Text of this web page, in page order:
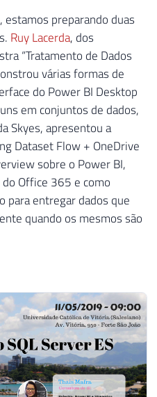
estamos preparando duas
Ruy Lacerda, dos
“Tratamento de Dados
várias formas de
do Power BI Desktop
em conjuntos de dados,
Skyes, apresentou a
Dataset Flow + OneDrive
sobre o Power BI,
Office 365 e como
para entregar dados que
quando os mesmos são